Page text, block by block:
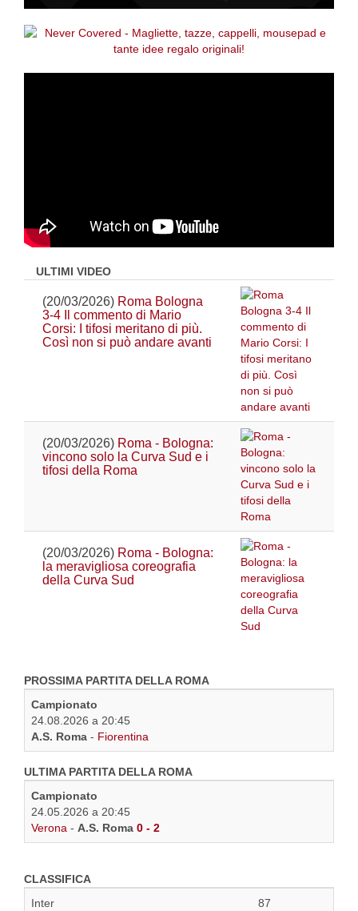
ULTIMI VIDEO
(20/03/2026) Roma Bologna
3-4 Il commento di Mario
Corsi: I tifosi meritano di più.
Così non si può andare avanti
(20/03/2026) Roma - Bologna:
vincono solo la Curva Sud e i
tifosi della Roma
(20/03/2026) Roma - Bologna:
la meravigliosa coreografia
della Curva Sud
PROSSIMA PARTITA DELLA ROMA
Campionato
24.08.2026 a 20:45
A.S. Roma - Fiorentina
ULTIMA PARTITA DELLA ROMA
Campionato
24.05.2026 a 20:45
Verona - A.S. Roma 0 - 2
CLASSIFICA
Inter
87